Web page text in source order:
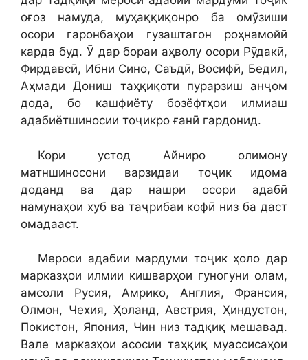
оғоз намуда, муҳаққиқонро ба омӯзиши
осори гаронбаҳои гузаштагон роҳнамойӣ
карда буд. Ӯ дар бораи аҳволу осори Рӯдакӣ,
Фирдавсӣ, Ибни Сино, Саъдӣ, Восифӣ, Бедил,
Аҳмади Дониш таҳқиқоти пурарзиш анҷом
дода, бо кашфиёту бозёфтҳои илмиаш
адабиётшиносии тоҷикро ғанӣ гардонид.
Кори устод Айниро олимону
матншиносони варзидаи тоҷик идома
доданд ва дар нашри осори адабӣ
намунаҳои хуб ва таҷрибаи кофӣ низ ба даст
омадааст.
Мероси адабии мардуми тоҷик ҳоло дар
марказҳои илмии кишварҳои гуногуни олам,
амсоли Русия, Амрико, Англия, Франсия,
Олмон, Чехия, Ҳоланд, Австрия, Ҳиндустон,
Покистон, Япония, Чин низ тадқиқ мешавад.
Вале марказҳои асосии таҳқиқ муассисаҳои